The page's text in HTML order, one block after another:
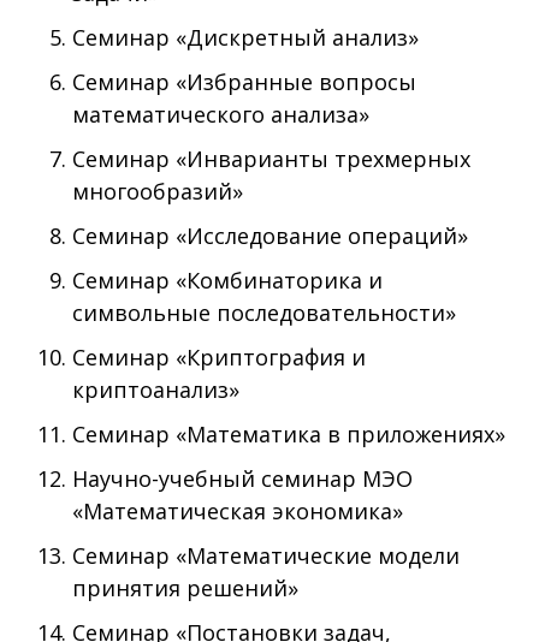
Семинар «Дискретный анализ»
Семинар «Избранные вопросы
математического анализа»
Семинар «Инварианты трехмерных
многообразий»
Семинар «Исследование операций»
Семинар «Комбинаторика и
символьные последовательности»
Семинар «Криптография и
криптоанализ»
Семинар «Математика в приложениях»
Научно-учебный семинар МЭО
«Математическая экономика»
Семинар «Математические модели
принятия решений»
Семинар «Постановки задач,